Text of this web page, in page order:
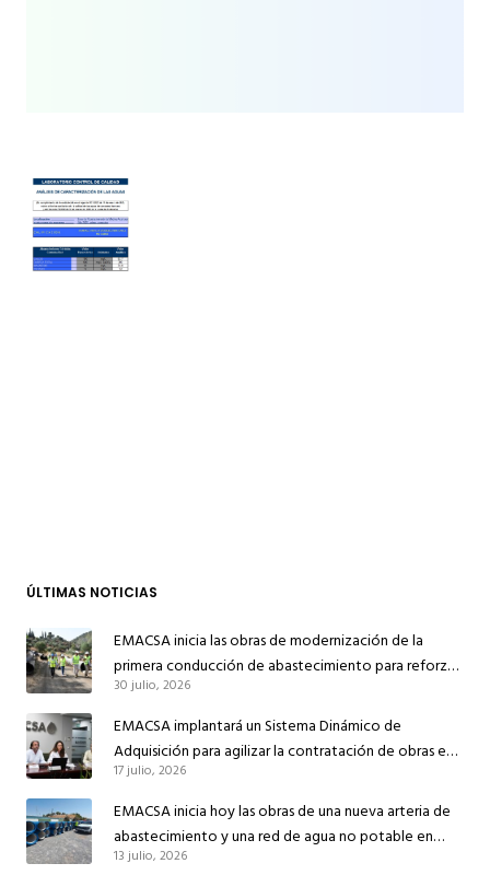
ÚLTIMAS NOTICIAS
EMACSA inicia las obras de modernización de la
primera conducción de abastecimiento para reforzar
el suministro de agua de Córdoba
30 julio, 2026
EMACSA implantará un Sistema Dinámico de
Adquisición para agilizar la contratación de obras en
sus redes e instalaciones
17 julio, 2026
EMACSA inicia hoy las obras de una nueva arteria de
abastecimiento y una red de agua no potable en
Ingeniero Ruiz de Azúa
13 julio, 2026